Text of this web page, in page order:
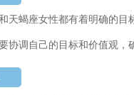
天蝎座女性都有着明确的目
协调自己的目标和价值观，